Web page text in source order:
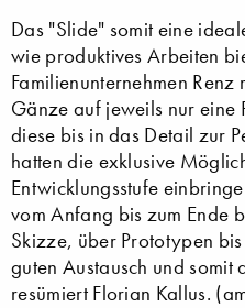
Das "Slide" somit eine
wie produktives Arbeiten
Familienunternehmen Renz
Gänze auf jeweils nur eine
diese bis in das Detail zur
hatten die exklusive
Entwicklungsstufe
vom Anfang bis zum Ende
Skizze, über Prototypen
guten Austausch und somit
resümiert Florian Kallus.